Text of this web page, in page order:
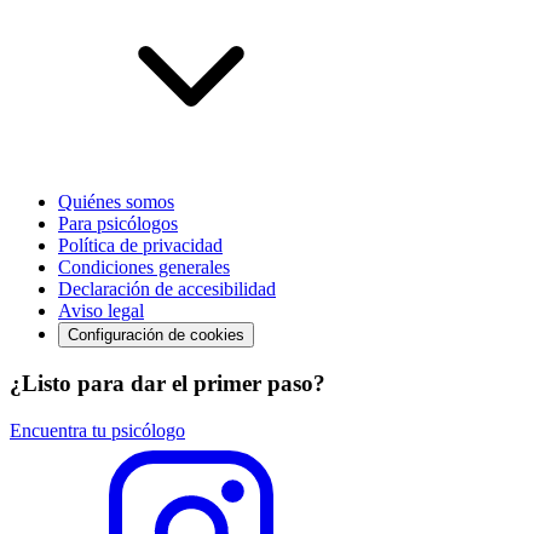
Quiénes somos
Para psicólogos
Política de privacidad
Condiciones generales
Declaración de accesibilidad
Aviso legal
Configuración de cookies
¿Listo para dar el primer paso?
Encuentra tu psicólogo